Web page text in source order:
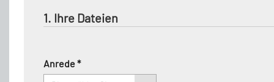
1. Ihre Dateien
Anrede *